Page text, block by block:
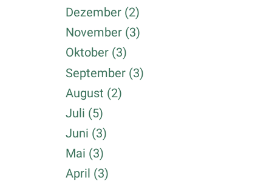
Dezember (2)
November (3)
Oktober (3)
September (3)
August (2)
Juli (5)
Juni (3)
Mai (3)
April (3)